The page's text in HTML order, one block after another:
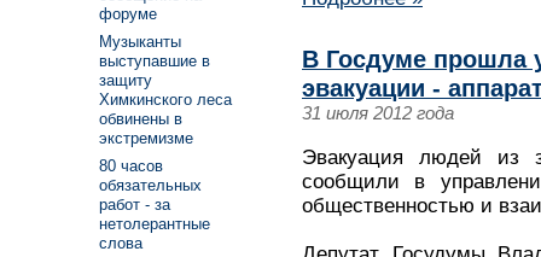
В Госдуме прошла
эвакуации -
31 июля 2012 года
Эвакуация людей из
сообщили в
общественностью и
форуме
Музыканты
выступавшие в
защиту
Химкинского леса
обвинены в
экстремизме
80 часов
обязательных
работ - за
нетолерантные
слова